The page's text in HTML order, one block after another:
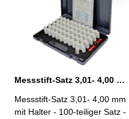
Messstift-Satz 3,01- 4,00 mm 100 tlg. mit Halter
Messstift-Satz 3,01- 4,00 mm
mit Halter - 100-teiliger Satz -